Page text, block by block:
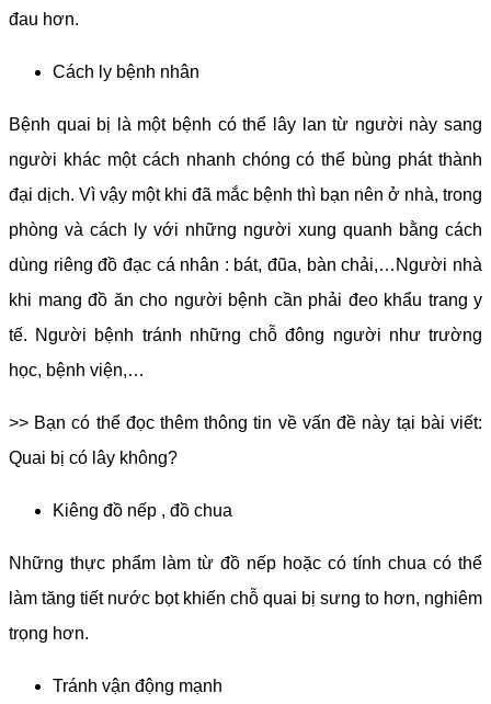
đau hơn.
Cách ly bệnh nhân
Bệnh quai bị là một bệnh có thể lây lan từ người này sang
người khác một cách nhanh chóng có thể bùng phát thành
đại dịch. Vì vậy một khi đã mắc bệnh thì bạn nên ở nhà, trong
phòng và cách ly với những người xung quanh bằng cách
dùng riêng đồ đạc cá nhân : bát, đũa, bàn chải,…Người nhà
khi mang đồ ăn cho người bệnh cần phải đeo khẩu trang y
tế. Người bệnh tránh những chỗ đông người như trường
học, bệnh viện,…
>> Bạn có thể đọc thêm thông tin về vấn đề này tại bài viết:
Quai bị có lây không?
Kiêng đồ nếp , đồ chua
Những thực phẩm làm từ đồ nếp hoặc có tính chua có thể
làm tăng tiết nước bọt khiến chỗ quai bị sưng to hơn, nghiêm
trọng hơn.
Tránh vận động mạnh